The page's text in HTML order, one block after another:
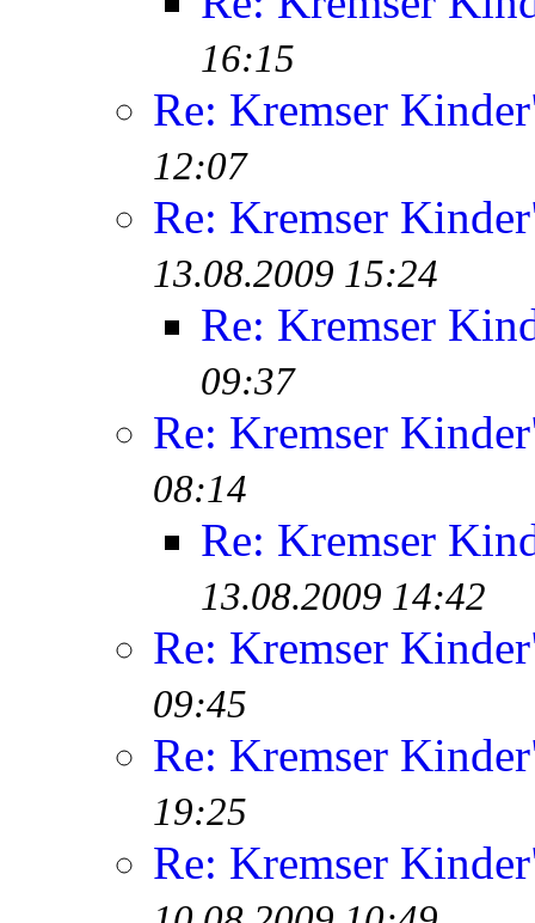
16:15
Re: Kremser
12:07
Re: Kremser
13.08.2009 15:24
Re: Kremser
09:37
Re: Kremser
08:14
Re: Kremser
13.08.2009 14:42
Re: Kremser
09:45
Re: Kremser
19:25
Re: Kremser